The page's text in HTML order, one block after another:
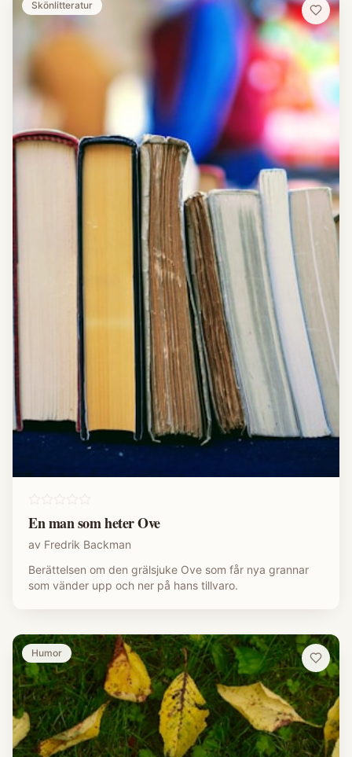
Skönlitteratur
En man som heter Ove
av Fredrik Backman
Berättelsen om den grälsjuke Ove som får nya grannar
som vänder upp och ner på hans tillvaro.
Humor